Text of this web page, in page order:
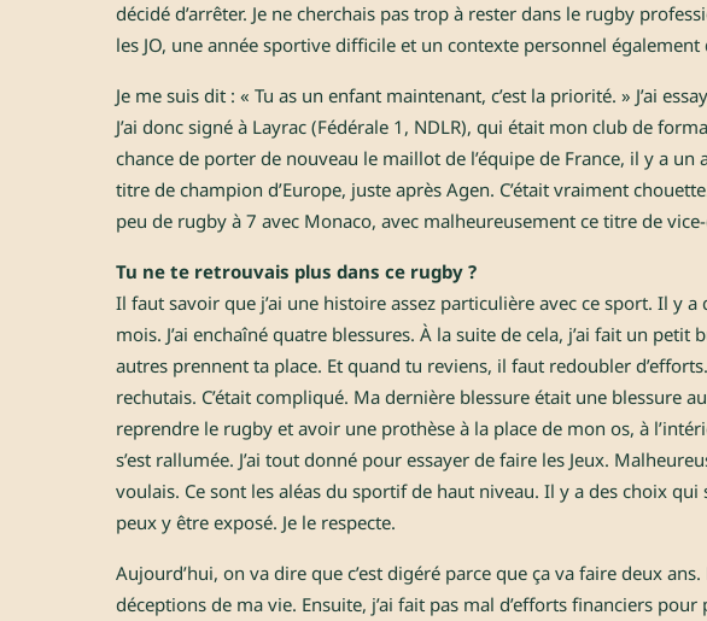
décidé d’arrêter. Je ne cherchais pas trop à rester dans le rugby
les JO, une année sportive difficile et un contexte personnel également
Je me suis dit : « Tu as un enfant maintenant, c’est la priorité. » J’ai
J’ai donc signé à Layrac (Fédérale 1, NDLR), qui était mon club de
chance de porter de nouveau le maillot de l’équipe de France, il y a un
titre de champion d’Europe, juste après Agen. C’était vraiment
peu de rugby à 7 avec Monaco, avec malheureusement ce titre de
Tu ne te retrouvais plus dans ce rugby ?
Il faut savoir que j’ai une histoire assez particulière avec ce sport. Il y a
mois. J’ai enchaîné quatre blessures. À la suite de cela, j’ai fait un
autres prennent ta place. Et quand tu reviens, il faut redoubler
rechutais. C’était compliqué. Ma dernière blessure était une blessure
reprendre le rugby et avoir une prothèse à la place de mon os, à
s’est rallumée. J’ai tout donné pour essayer de faire les Jeux.
voulais. Ce sont les aléas du sportif de haut niveau. Il y a des choix
peux y être exposé. Je le respecte.
Aujourd’hui, on va dire que c’est digéré parce que ça va faire deux
déceptions de ma vie. Ensuite, j’ai fait pas mal d’efforts financiers